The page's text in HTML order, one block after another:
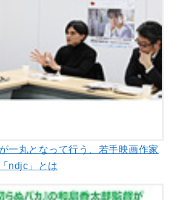
一丸となって行う、若手映画作家
ndjc」とは